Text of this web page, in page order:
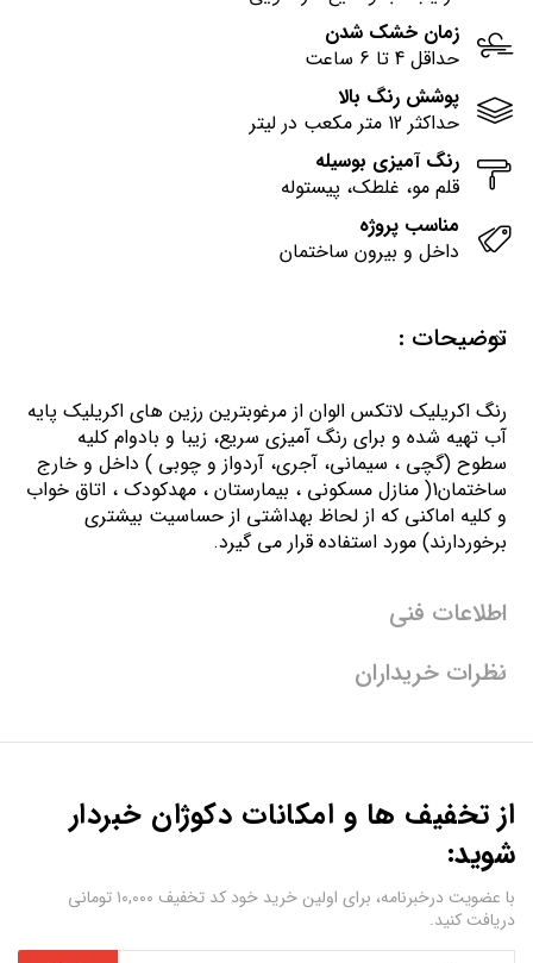
زمان خشک شدن
حداقل 4 تا 6 ساعت
پوشش رنگ بالا
حداکثر 12 متر مکعب در لیتر
رنگ آمیزی بوسیله
قلم مو، غلطک، پیستوله
مناسب پروژه
داخل و بیرون ساختمان
توضیحات :
رنگ اكريليك لاتكس الوان از مرغوبترين رزين هاي اكريليك پايه
آب تهيه شده و برای رنگ آمیزی سریع، زیبا و بادوام کلیه
سطوح (گچی ، سیمانی، آجری، آردواز و چوبی ) داخل و خارج
ساختمان1( منازل مسكوني ، بيمارستان ، مهدكودك ، اتاق خواب
و كليه اماكني كه از لحاظ بهداشتي از حساسيت بيشتري
برخوردارند) مورد استفاده قرار می گیرد.
اطلاعات فنی
نظرات خریداران
از تخفیف ها و امکانات دکوژان خبردار
شوید:
با عضویت درخبرنامه، برای اولین خرید خود کد تخفیف ۱۰,۰۰۰ تومانی
دریافت کنید.